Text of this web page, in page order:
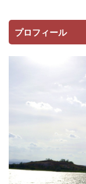
プロフィール